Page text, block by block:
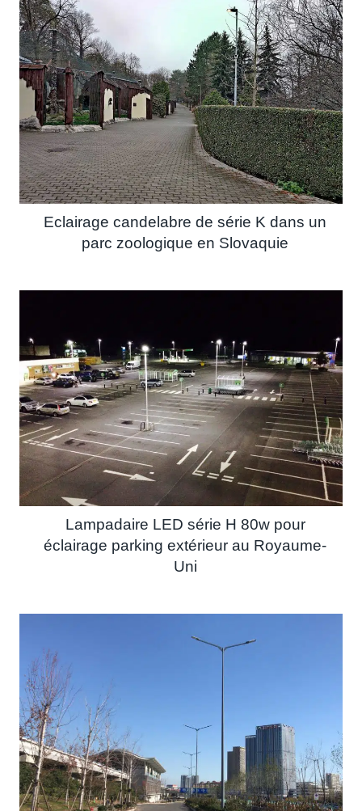
Eclairage candelabre de série K dans un
parc zoologique en Slovaquie
Lampadaire LED série H 80w pour
éclairage parking extérieur au Royaume-
Uni